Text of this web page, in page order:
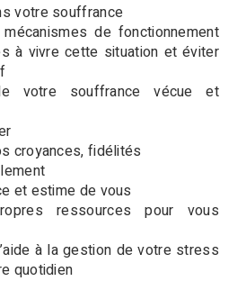
votre souffrance
de fonctionnement
à vivre cette situation et éviter
votre souffrance vécue et
croyances, fidélités
et estime de vous
ressources pour vous
à la gestion de votre stress
quotidien